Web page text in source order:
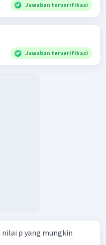
Jawaban terverifikasi
Jawaban terverifikasi
p yang mungkin